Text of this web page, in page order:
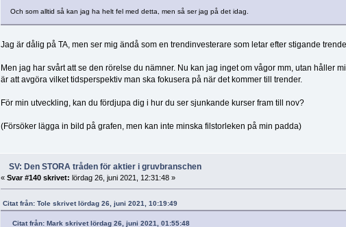
Och som alltid så kan jag ha helt fel med detta, men så ser jag på det idag.
Jag är dålig på TA, men ser mig ändå som en trendinvesterare som letar efter stigande
Men jag har svårt att se den rörelse du nämner. Nu kan jag inget om vågor mm, utan håller
är att avgöra vilket tidsperspektiv man ska fokusera på när det kommer till trender.
För min utveckling, kan du fördjupa dig i hur du ser sjunkande kurser fram till nov?
(Försöker lägga in bild på grafen, men kan inte minska filstorleken på min padda)
SV: Den STORA tråden för aktier i gruvbranschen
« Svar #140 skrivet: lördag 26, juni 2021, 12:31:48 »
Citat från: Tole skrivet lördag 26, juni 2021, 10:19:49
Citat från: Mark skrivet lördag 26, juni 2021, 01:55:48